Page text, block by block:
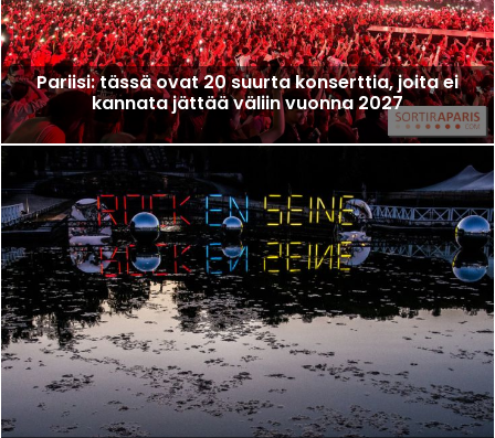
Pariisi: tässä ovat 20 suurta konserttia, joita ei
kannata jättää väliin vuonna 2027